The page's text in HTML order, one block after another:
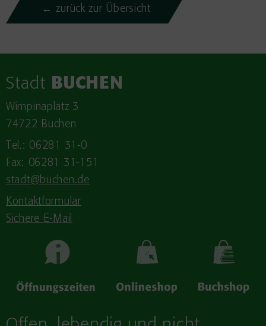
← zurück zur Übersicht
Stadt BUCHEN
Wimpinaplatz 3
74722 Buchen
Tel.: 06281 31-0
Fax: 06281 31-151
stadt@buchen.de
Kontaktformular
Sichere E-Mail